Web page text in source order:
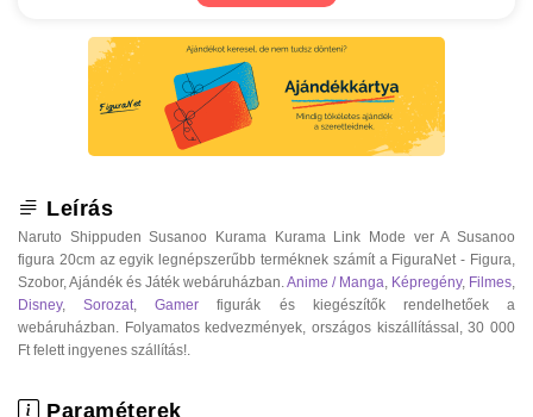
Leírás
Naruto Shippuden Susanoo Kurama Kurama Link Mode ver A Susanoo
figura 20cm az egyik legnépszerűbb terméknek számít a FiguraNet - Figura,
Szobor, Ajándék és Játék webáruházban.Anime / Manga, Képregény, Filmes,
Disney,Sorozat,Gamer figurák és kiegészítők rendelhetőek a
webáruházban. Folyamatos kedvezmények, országos kiszállítással, 30 000
Ft felett ingyenes szállítás!.
Paraméterek